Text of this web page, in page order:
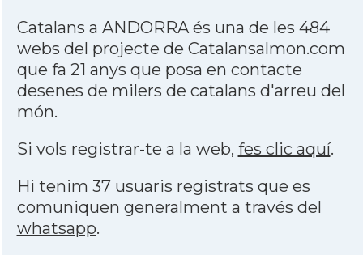
Catalans a ANDORRA és una de les 484
webs del projecte de Catalansalmon.com
que fa 21 anys que posa en contacte
desenes de milers de catalans d'arreu del
món.
Si vols registrar-te a la web, fes clic aquí.
Hi tenim 37 usuaris registrats que es
comuniquen generalment a través del
whatsapp.